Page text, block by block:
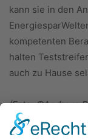
kann sie in den
kompetenten
halten
auch zu Hause
(Foto: ©Andreas